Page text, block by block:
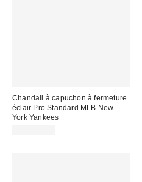
Chandail à capuchon à fermeture
éclair Pro Standard MLB New
York Yankees